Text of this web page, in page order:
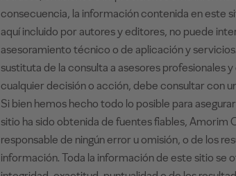
consecuencia, la información contenida en este
aquí incluido por autores y editores, no puede
asesoramiento técnico o de aplicación y
sustituta de la consulta a asesores profesionales
cualquier decisión o acción, debe consultar con
Si bien hemos hecho todo lo posible para
sitio ha sido obtenida de fuentes fiables, Amorim
responsable de ningún error u omisión, o de los
información. Toda la información de este sitio se